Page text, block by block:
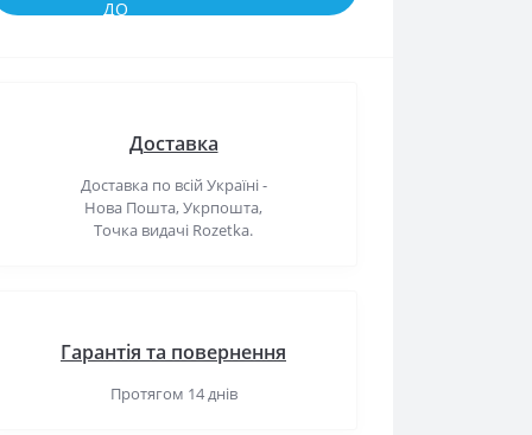
Доставка
Доставка по всій Україні -
Нова Пошта, Укрпошта,
Точка видачі Rozetka.
Гарантія та повернення
Протягом 14 днів